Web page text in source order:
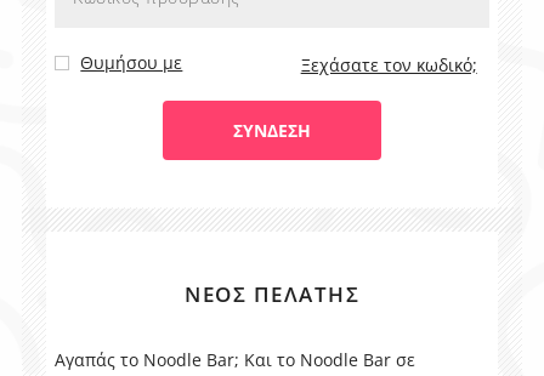
Θυμήσου με Ξεχάσατε τον κωδικό;
ΝΈΟΣ ΠΕΛΆΤΗΣ
Αγαπάς το Noodle Bar; Και το Noodle Bar σε